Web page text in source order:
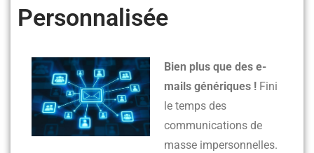
Personnalisée
Bien plus que des e-
mails génériques ! Fini
le temps des
communications de
masse impersonnelles.